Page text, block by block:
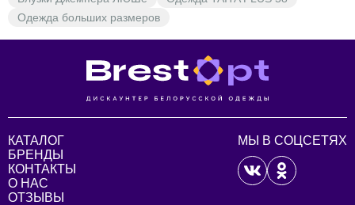
Одежда больших размеров
КАТАЛОГ
БРЕНДЫ
КОНТАКТЫ
О НАС
ОТЗЫВЫ
МЫ В СОЦСЕТЯХ